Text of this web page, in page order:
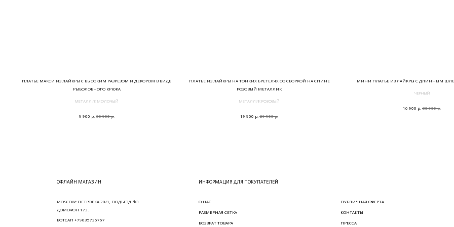
ПЛАТЬЕ МАКСИ ИЗ ЛАЙКРЫ С ВЫСОКИМ РАЗРЕЗОМ И ДЕКОРОМ В ВИДЕ
РЫБОЛОВНОГО КРЮКА
МЕТАЛЛИК МОЛОЧЫЙ
9 900 р. 30 900р.
ПЛАТЬЕ ИЗ ЛАЙКРЫ НА ТОНКИХ БРЕТЕЛЯХ СО СБОРКОЙ НА СПИНЕ
РОЗОВЫЙ МЕТАЛЛИК
МЕТАЛЛИК РОЗОВЫЙ
19 900 р. 29 900р.
МИНИ ПЛАТЬЕ ИЗ ЛАЙКРЫ С ДЛИННЫМ
ЧЕРНЫЙ
16 900 р. 30 900р.
КОНТАКТЫ
ПРЕССА
ВОЗВРАТ ТОВАРА
О НАС
РАЗМЕРНАЯ СЕТКА
ОФЛАЙН МАГАЗИН ИНФОРМАЦИЯ ДЛЯ ПОКУПАТЕЛЕЙ
ПУБЛИЧНАЯ ОФЕРТА
MOSCOW: ПЕТРОВКА 20/1, ПОДЪЕЗД №3
ДОМОФОН 173.
ВОТСАП +79035736767